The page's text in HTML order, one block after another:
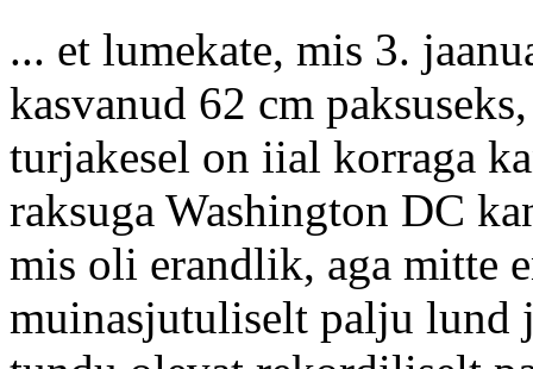
... et lumekate, mis 3.
kasvanud 62 cm
turjakesel on iial korraga
raksuga Washington DC
mis oli erandlik, aga mitte
muinasjutuliselt palju lund